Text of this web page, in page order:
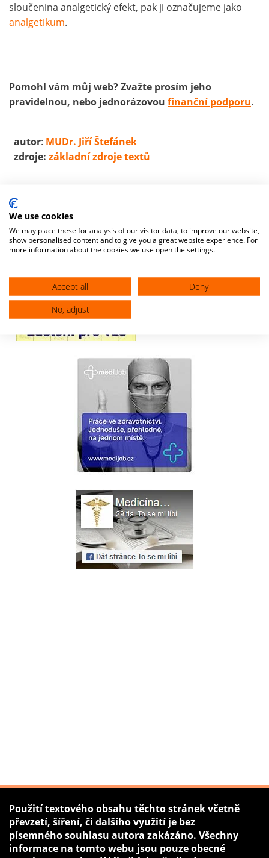
sloučenina analgetický efekt, pak ji označujeme jako
analgetikum.
Pomohl vám můj web? Zvažte prosím jeho
pravidelnou, nebo jednorázovou finanční podporu.
autor: MUDr. Jiří Štefánek
zdroje: základní zdroje textů
Použití textového obsahu těchto stránek včetně
převzetí, šíření, či dalšího využití je bez
písemného souhlasu autora zakázáno. Všechny
informace na tomto webu jsou pouze obecné
We use cookies
We may place these for analysis of our visitor data, to improve our website,
show personalised content and to give you a great website experience. For
more information about the cookies we use open the settings.
Accept all
Deny
No, adjust